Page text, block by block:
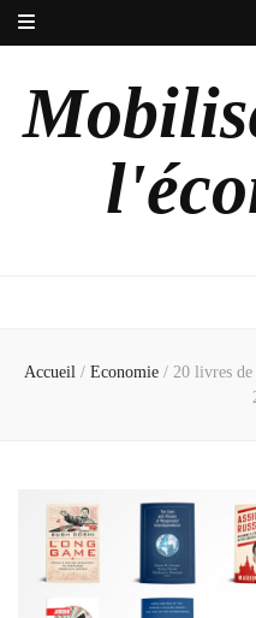
Accueil / Economie / 20 livres